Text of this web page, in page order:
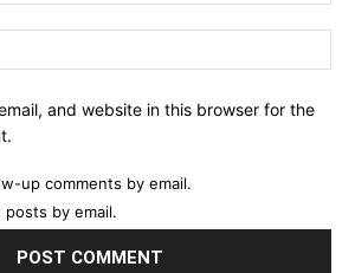
and website in this browser for the
up comments by email.
by email.